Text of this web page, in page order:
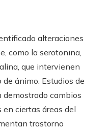
alteraciones
como la serotonina,
que intervienen
ánimo. Estudios de
cambios
ciertas áreas del
trastorno